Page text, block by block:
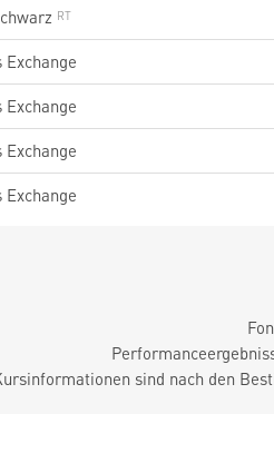
Exchange
Exchange
Exchange
Exchange
sind nach den